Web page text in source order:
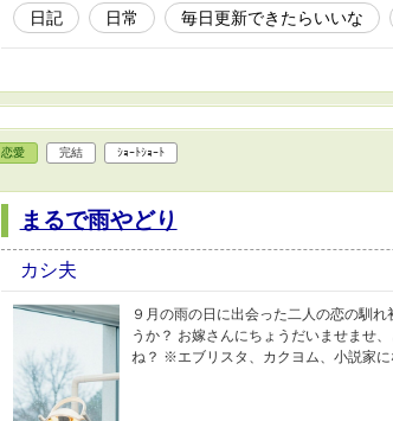
日記 日常 毎日更新できたらいいな
恋愛 完結 ｼｮｰﾄｼｮｰﾄ
まるで雨やどり
カシ夫
９月の雨の日に出会った二人の恋の馴
うか？ お嫁さんにちょうだいませませ
ね？ ※エブリスタ、カクヨム、小説家に